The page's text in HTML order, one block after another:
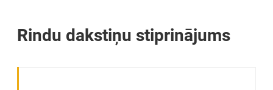
Rindu dakstiņu stiprinājums